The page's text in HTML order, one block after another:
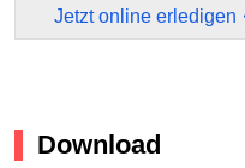
Jetzt online erledigen
Download